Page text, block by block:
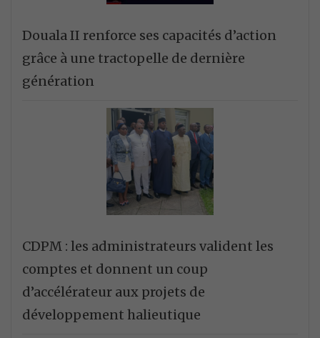
Douala II renforce ses capacités d’action
grâce à une tractopelle de dernière
génération
CDPM : les administrateurs valident les
comptes et donnent un coup
d’accélérateur aux projets de
développement halieutique